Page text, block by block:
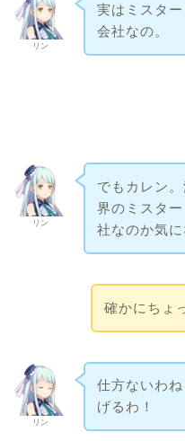
リン
実はミスタ
会社なの。
リン
でもカレン
界のミスタ
社なのか気
確かにちょ
リン
仕方ないわ
げるわ！